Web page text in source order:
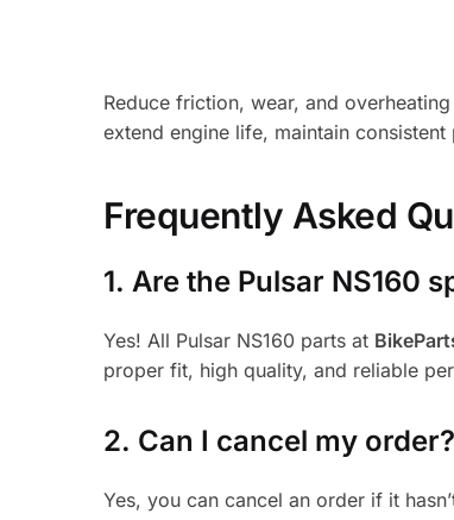
Reduce friction, wear, and
extend engine life, maintain
Frequently Asked
1. Are the Pulsar NS160
Yes! All Pulsar NS160 parts at
proper fit, high quality, and reliable
2. Can I cancel my order?
Yes, you can cancel an order if it